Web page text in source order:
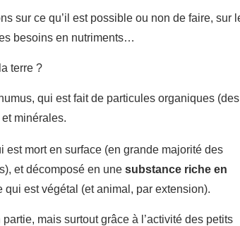
sur ce qu’il est possible ou non de faire, sur
besoins en nutriments…
terre ?
qui est fait de particules organiques (des
minérales.
est mort en surface (en grande majorité des
et décomposé en une substance riche en
qui est végétal (et animal, par extension).
mais surtout grâce à l’activité des petits